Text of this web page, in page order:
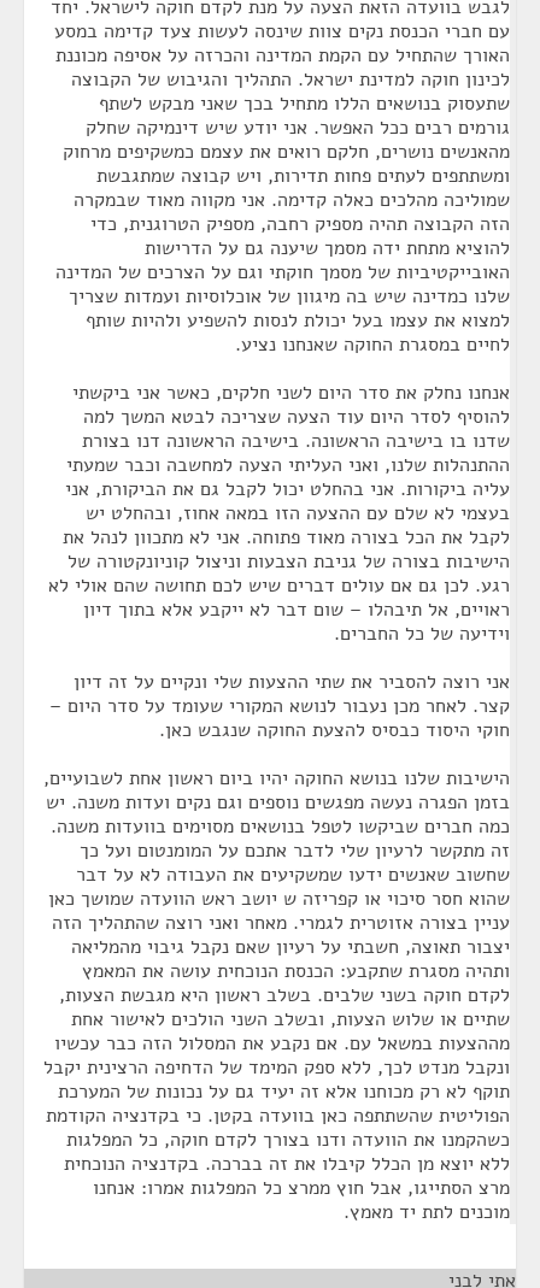
לגבש בוועדה הזאת הצעה על מנת לקדם חוקה לישראל. יחד
עם חברי הכנסת נקים צוות שינסה לעשות צעד קדימה במסע
האורך שהתחיל עם הקמת המדינה והכרזה על אסיפה מכוננת
לכינון חוקה למדינת ישראל. התהליך והגיבוש של הקבוצה
שתעסוק בנושאים הללו מתחיל בכך שאני מבקש לשתף
גורמים רבים ככל האפשר. אני יודע שיש דינמיקה שחלק
מהאנשים נושרים, חלקם רואים את עצמם כמשקיפים מרחוק
ומשתתפים לעתים פחות תדירות, ויש קבוצה שמתגבשת
שמוליכה מהלכים כאלה קדימה. אני מקווה מאוד שבמקרה
הזה הקבוצה תהיה מספיק רחבה, מספיק הטרוגנית, כדי
להוציא מתחת ידה מסמך שיענה גם על הדרישות
האובייקטיביות של מסמך חוקתי וגם על הצרכים של המדינה
שלנו כמדינה שיש בה מיגוון של אוכלוסיות ועמדות שצריך
למצוא את עצמו בעל יכולת לנסות להשפיע ולהיות שותף
לחיים במסגרת החוקה שאנחנו נציע.
אנחנו נחלק את סדר היום לשני חלקים, כאשר אני ביקשתי
להוסיף לסדר היום עוד הצעה שצריכה לבטא המשך למה
שדנו בו בישיבה הראשונה. בישיבה הראשונה דנו בצורת
ההתנהלות שלנו, ואני העליתי הצעה למחשבה וכבר שמעתי
עליה ביקורות. אני בהחלט יכול לקבל גם את הביקורת, אני
בעצמי לא שלם עם ההצעה הזו במאה אחוז, ובהחלט יש
לקבל את הכל בצורה מאוד פתוחה. אני לא מתכוון לנהל את
הישיבות בצורה של גניבת הצבעות וניצול קוניונקטורה של
רגע. לכן גם אם עולים דברים שיש לכם תחושה שהם אולי לא
ראויים, אל תיבהלו – שום דבר לא ייקבע אלא בתוך דיון
וידיעה של כל החברים.
אני רוצה להסביר את שתי ההצעות שלי ונקיים על זה דיון
קצר. לאחר מכן נעבור לנושא המקורי שעומד על סדר היום –
חוקי היסוד כבסיס להצעת החוקה שנגבש כאן.
הישיבות שלנו בנושא החוקה יהיו ביום ראשון אחת לשבועיים,
בזמן הפגרה נעשה מפגשים נוספים וגם נקים ועדות משנה. יש
כמה חברים שביקשו לטפל בנושאים מסוימים בוועדות משנה.
זה מתקשר לרעיון שלי לדבר אתכם על המומנטום ועל כך
שחשוב שאנשים ידעו שמשקיעים את העבודה לא על דבר
שהוא חסר סיכוי או קפריזה ש יושב ראש הוועדה שמושך כאן
עניין בצורה אזוטרית לגמרי. מאחר ואני רוצה שהתהליך הזה
יצבור תאוצה, חשבתי על רעיון שאם נקבל גיבוי מהמליאה
ותהיה מסגרת שתקבע: הכנסת הנוכחית עושה את המאמץ
לקדם חוקה בשני שלבים. בשלב ראשון היא מגבשת הצעות,
שתיים או שלוש הצעות, ובשלב השני הולכים לאישור אחת
מההצעות במשאל עם. אם נקבע את המסלול הזה כבר עכשיו
ונקבל מנדט לכך, ללא ספק המימד של הדחיפה הרצינית יקבל
תוקף לא רק מכוחנו אלא זה יעיד גם על נכונות של המערכת
הפוליטית שהשתתפה כאן בוועדה בקטן. כי בקדנציה הקודמת
כשהקמנו את הוועדה ודנו בצורך לקדם חוקה, כל המפלגות
ללא יוצא מן הכלל קיבלו את זה בברכה. בקדנציה הנוכחית
מרצ הסתייגו, אבל חוץ ממרצ כל המפלגות אמרו: אנחנו
מוכנים לתת יד מאמץ.
אתי לבני